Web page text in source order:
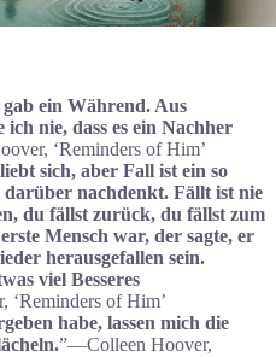
ein Während. Aus
nie, dass es ein Nachher
‘Reminders of Him’
sich, aber Fall ist ein so
nachdenkt. Fällt ist nie
du fällst zurück, du fällst zum
Mensch war, der sagte, er
herausgefallen sein.
viel Besseres
of Him’
habe, lassen mich die
”―Colleen Hoover,